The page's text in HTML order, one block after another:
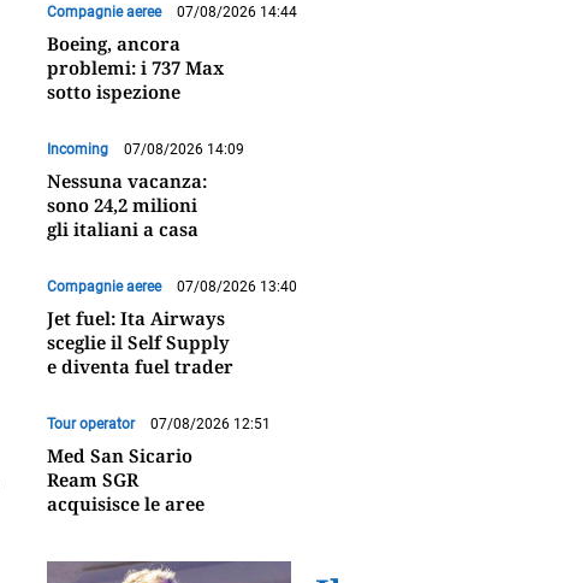
Compagnie aeree 07/08/2026 14:44
Boeing, ancora
problemi: i 737 Max
sotto ispezione
Incoming 07/08/2026 14:09
Nessuna vacanza:
sono 24,2 milioni
gli italiani a casa
Compagnie aeree 07/08/2026 13:40
Jet fuel: Ita Airways
sceglie il Self Supply
e diventa fuel trader
Tour operator 07/08/2026 12:51
Med San Sicario
Ream SGR
acquisisce le aree